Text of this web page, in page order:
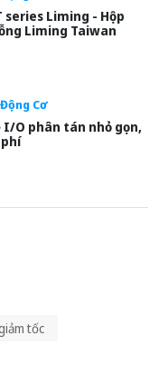
series Liming - Hộp
Liming Taiwan
Cơ
I/O phân tán nhỏ gọn,
tốc